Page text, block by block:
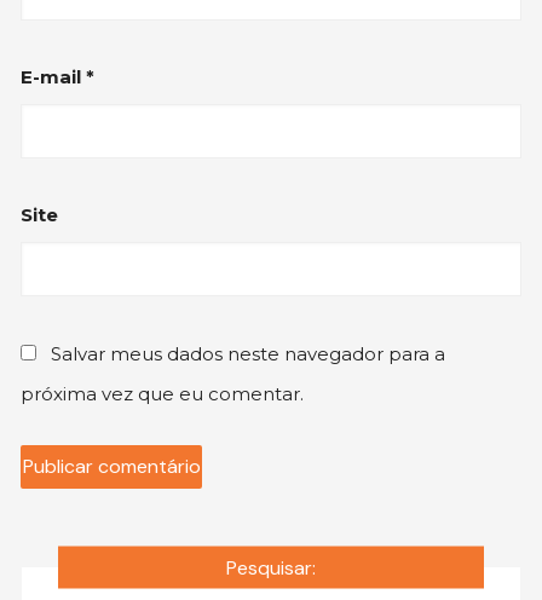
E-mail*
Site
Salvar meus dados neste navegador para a
próxima vez que eu comentar.
Pesquisar: